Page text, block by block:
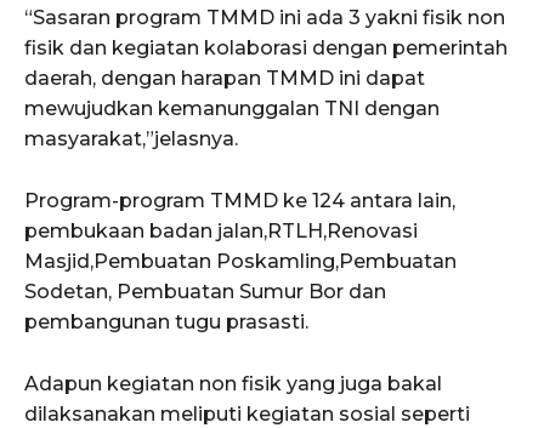
“Sasaran program TMMD ini ada 3 yakni fisik non
fisik dan kegiatan kolaborasi dengan pemerintah
daerah, dengan harapan TMMD ini dapat
mewujudkan kemanunggalan TNI dengan
masyarakat,”jelasnya.
Program-program TMMD ke 124 antara lain,
pembukaan badan jalan,RTLH,Renovasi
Masjid,Pembuatan Poskamling,Pembuatan
Sodetan, Pembuatan Sumur Bor dan
pembangunan tugu prasasti.
Adapun kegiatan non fisik yang juga bakal
dilaksanakan meliputi kegiatan sosial seperti